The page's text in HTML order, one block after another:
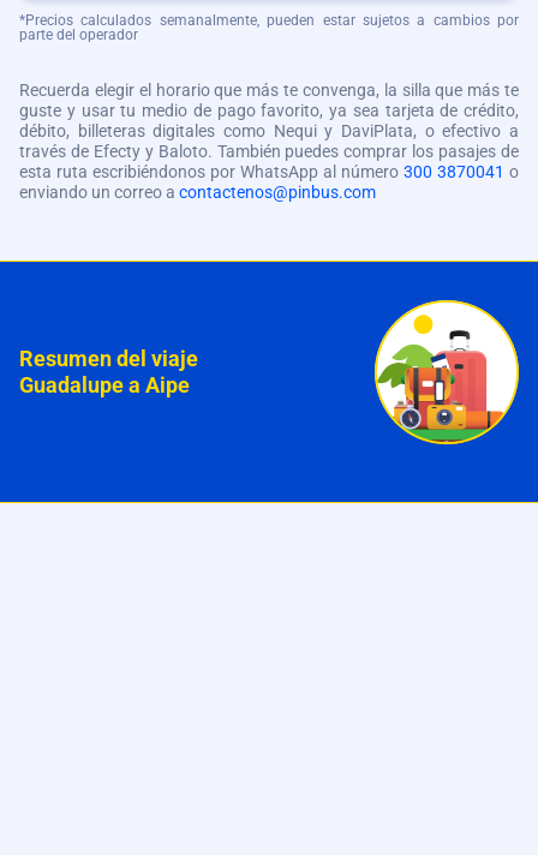
*Precios calculados semanalmente, pueden estar sujetos a cambios por
parte del operador
Recuerda elegir el horario que más te convenga, la silla que más te
guste y usar tu medio de pago favorito, ya sea tarjeta de crédito,
débito, billeteras digitales como Nequi y DaviPlata, o efectivo a
través de Efecty y Baloto. También puedes comprar los pasajes de
esta ruta escribiéndonos por WhatsApp al número 300 3870041 o
enviando un correo a contactenos@pinbus.com
Resumen del viaje
Guadalupe a Aipe